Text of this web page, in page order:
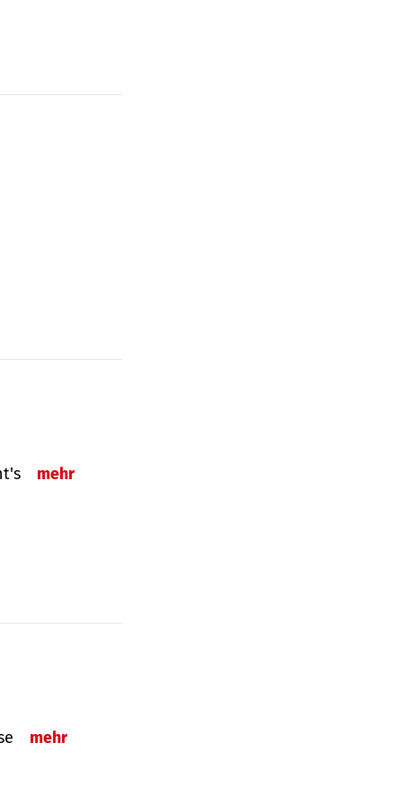
mehr
mehr